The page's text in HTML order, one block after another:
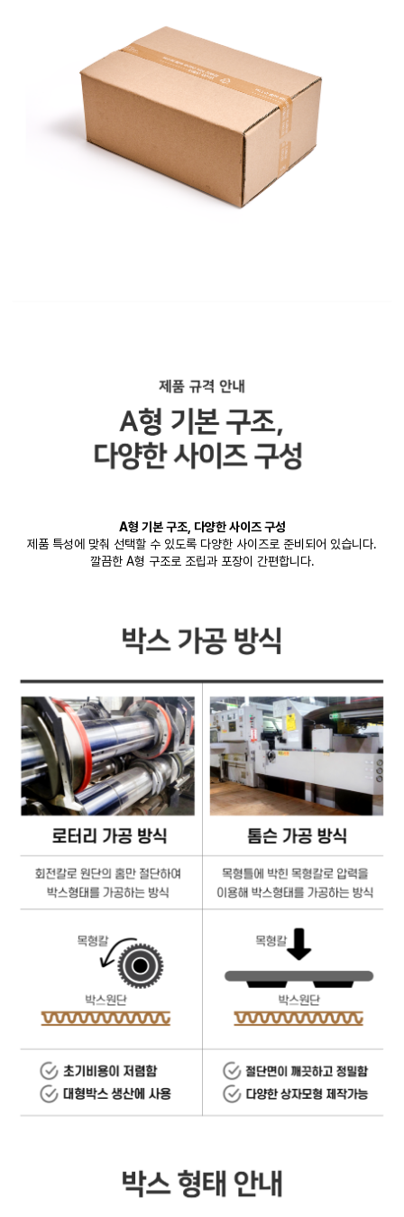
A형 기본 구조, 다양한 사이즈 구성
제품 특성에 맞춰 선택할 수 있도록 다양한 사이즈로 준비되어 있습니다.
깔끔한 A형 구조로 조립과 포장이 간편합니다.